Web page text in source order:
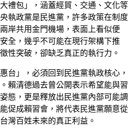
禮包」，涵蓋經貿、交通、文化等
執政黨是民進黨，許多政策在制度
岸共用金門機場，表面上看似便
全，幾乎不可能在現行架構下推
性突破，卻缺乏真正的執行力。
台」，必須回到民進黨執政核心，
賴清德過去曾公開表示希望能與習
態，更是釋放出民進黨內部可能調
促成賴習會，將代表民進黨願意從
灣百姓未來的真正利益。